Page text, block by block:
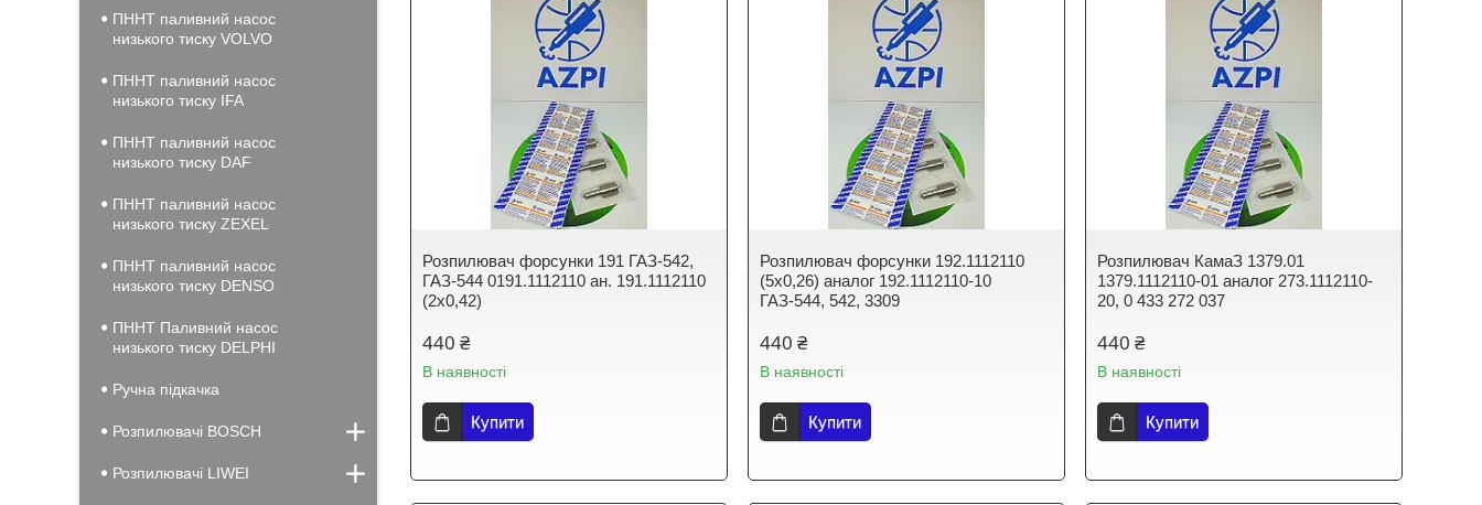
Розпилювач форсунки 191 ГАЗ-542,
ГАЗ-544 0191.1112110 ан. 191.1112110
(2х0,42)
440 ₴
В наявності
Купити
Розпилювач форсунки 192.1112110
(5х0,26) аналог 192.1112110-10
ГАЗ-544, 542, 3309
440 ₴
В наявності
Купити
Розпилювач КамаЗ 1379.01
1379.1112110-01 аналог 273.1112110-
20, 0 433 272 037
440 ₴
В наявності
Купити
ПННТ паливний насос
низького тиску VOLVO
ПННТ паливний насос
низького тиску IFA
ПННТ паливний насос
низького тиску DAF
ПННТ паливний насос
низького тиску ZEXEL
ПННТ паливний насос
низького тиску DENSO
ПННТ Паливний насос
низького тиску DELPHI
Ручна підкачка
Розпилювачі BOSCH
Розпилювачі LIWEI